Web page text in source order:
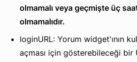
olmamalı veya geçmişte üç
olmamalıdır.
loginURL: Yorum widget'ının
açması için gösterebileceği bir